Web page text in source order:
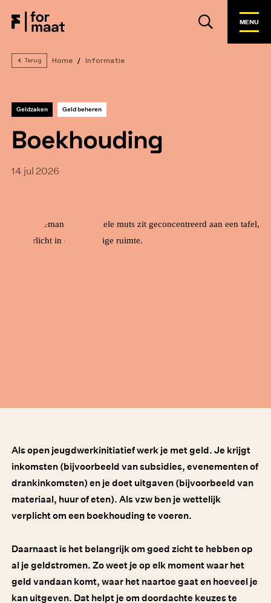
MENU
Terug Home Informatie
Geldzaken Geld beheren
Boekhouding
14 jul 2026
Als open jeugdwerkinitiatief werk je met geld. Je krijgt
inkomsten (bijvoorbeeld van subsidies, evenementen of
drankinkomsten) en je doet uitgaven (bijvoorbeeld van
materiaal, huur of eten). Als vzw ben je wettelijk
verplicht om een boekhouding te voeren.
Daarnaast is het belangrijk om goed zicht te hebben op
al je geldstromen. Zo weet je op elk moment waar het
geld vandaan komt, waar het naartoe gaat en hoeveel je
kan uitgeven. Dat helpt je om doordachte keuzes te